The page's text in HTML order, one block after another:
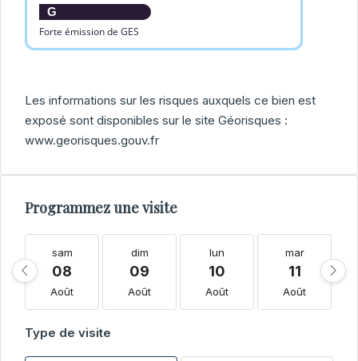
G
Forte émission de GES
Les informations sur les risques auxquels ce bien est
exposé sont disponibles sur le site Géorisques :
www.georisques.gouv.fr
Programmez une visite
sam
08
Août
dim
09
Août
lun
10
Août
mar
11
Août
Type de visite